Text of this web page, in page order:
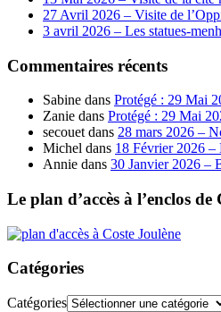
27 Avril 2026 – Visite de
3 avril 2026 – Les statues-
Commentaires récents
Sabine dans Protégé : 29 Mai
Zanie dans Protégé : 29 Mai
secouet dans 28 mars 2026 –
Michel dans 18 Février 2026 –
Annie dans 30 Janvier 2026 –
Le plan d’accès à l’enclos de
Catégories
Catégories